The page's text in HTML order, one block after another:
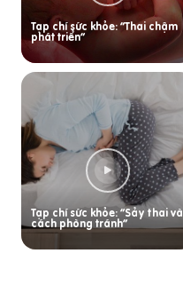
Tạp chí sức khỏe: “Thai chậm
phát triển”
Tạp chí sức khỏe: “Sảy thai và
cách phòng tránh”